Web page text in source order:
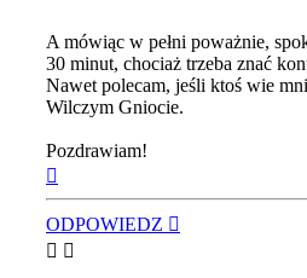
A mówiąc w pełni poważnie,
30 minut, chociaż trzeba znać
Nawet polecam, jeśli ktoś wie
Wilczym Gniocie.
Pozdrawiam!
ODPOWIEDZ